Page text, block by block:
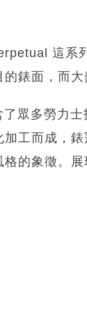
這系
錶面，而
眾多勞力
工而成，
的象徵。展